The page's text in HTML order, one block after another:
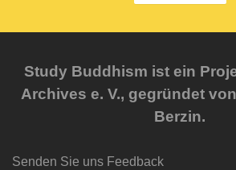
Study Buddhism ist ein
Archives e. V., gegründet
Berzin.
Senden Sie uns Feedback